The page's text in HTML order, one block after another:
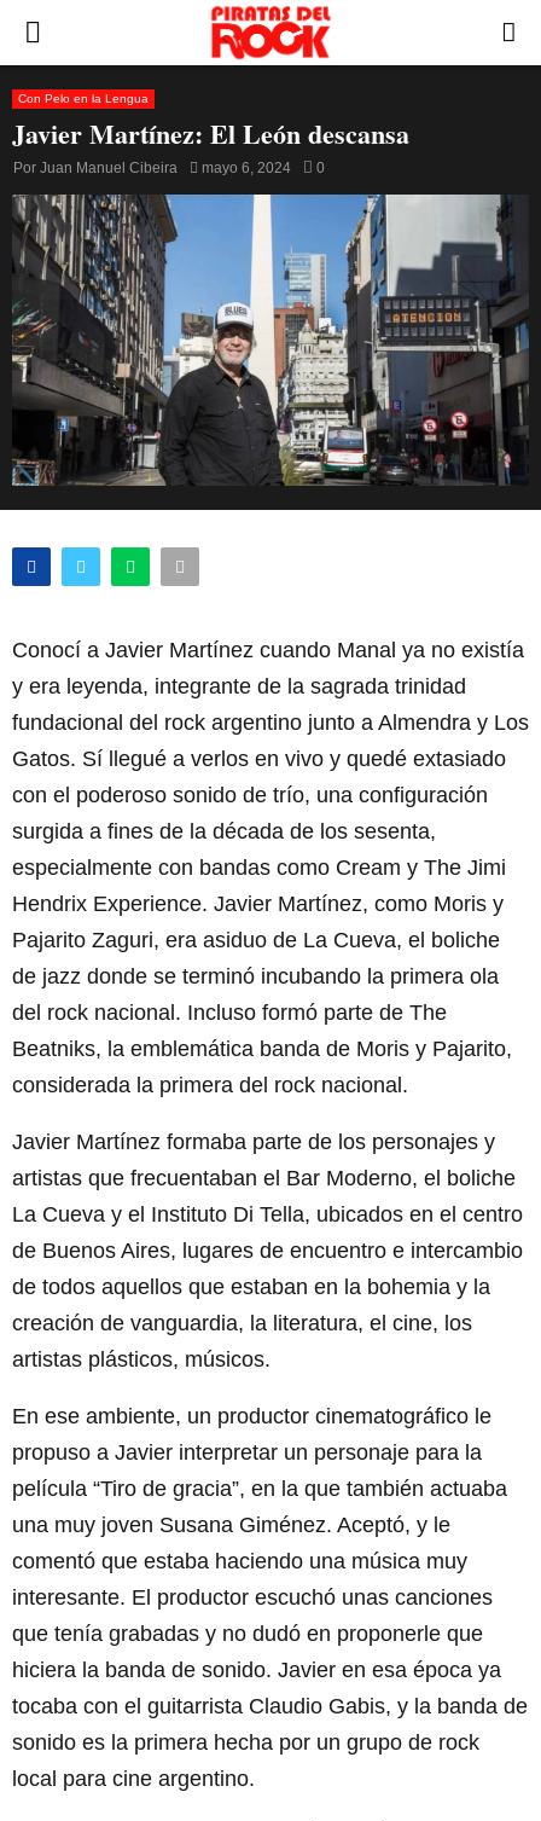
PRIMARY
MENU
Con Pelo en la Lengua
Javier Martínez: El León descansa
Por Juan Manuel Cibeira mayo 6, 2024 0
Conocí a Javier Martínez cuando Manal ya no existía
y era leyenda, integrante de la sagrada trinidad
fundacional del rock argentino junto a Almendra y Los
Gatos. Sí llegué a verlos en vivo y quedé extasiado
con el poderoso sonido de trío, una configuración
surgida a fines de la década de los sesenta,
especialmente con bandas como Cream y The Jimi
Hendrix Experience. Javier Martínez, como Moris y
Pajarito Zaguri, era asiduo de La Cueva, el boliche
de jazz donde se terminó incubando la primera ola
del rock nacional. Incluso formó parte de The
Beatniks, la emblemática banda de Moris y Pajarito,
considerada la primera del rock nacional.
Javier Martínez formaba parte de los personajes y
artistas que frecuentaban el Bar Moderno, el boliche
La Cueva y el Instituto Di Tella, ubicados en el centro
de Buenos Aires, lugares de encuentro e intercambio
de todos aquellos que estaban en la bohemia y la
creación de vanguardia, la literatura, el cine, los
artistas plásticos, músicos.
En ese ambiente, un productor cinematográfico le
propuso a Javier interpretar un personaje para la
película “Tiro de gracia”, en la que también actuaba
una muy joven Susana Giménez. Aceptó, y le
comentó que estaba haciendo una música muy
interesante. El productor escuchó unas canciones
que tenía grabadas y no dudó en proponerle que
hiciera la banda de sonido. Javier en esa época ya
tocaba con el guitarrista Claudio Gabis, y la banda de
sonido es la primera hecha por un grupo de rock
local para cine argentino.